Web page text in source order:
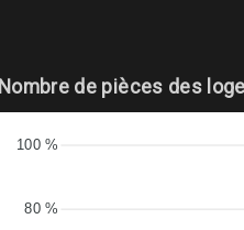
Nombre de pièces des
100 %
80 %